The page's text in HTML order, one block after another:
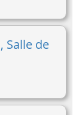
Salle de